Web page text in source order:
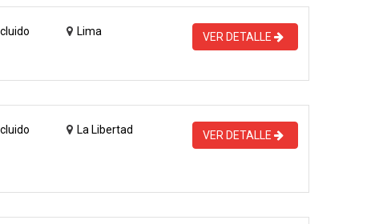
Lima VER DETALLE
La Libertad VER DETALLE